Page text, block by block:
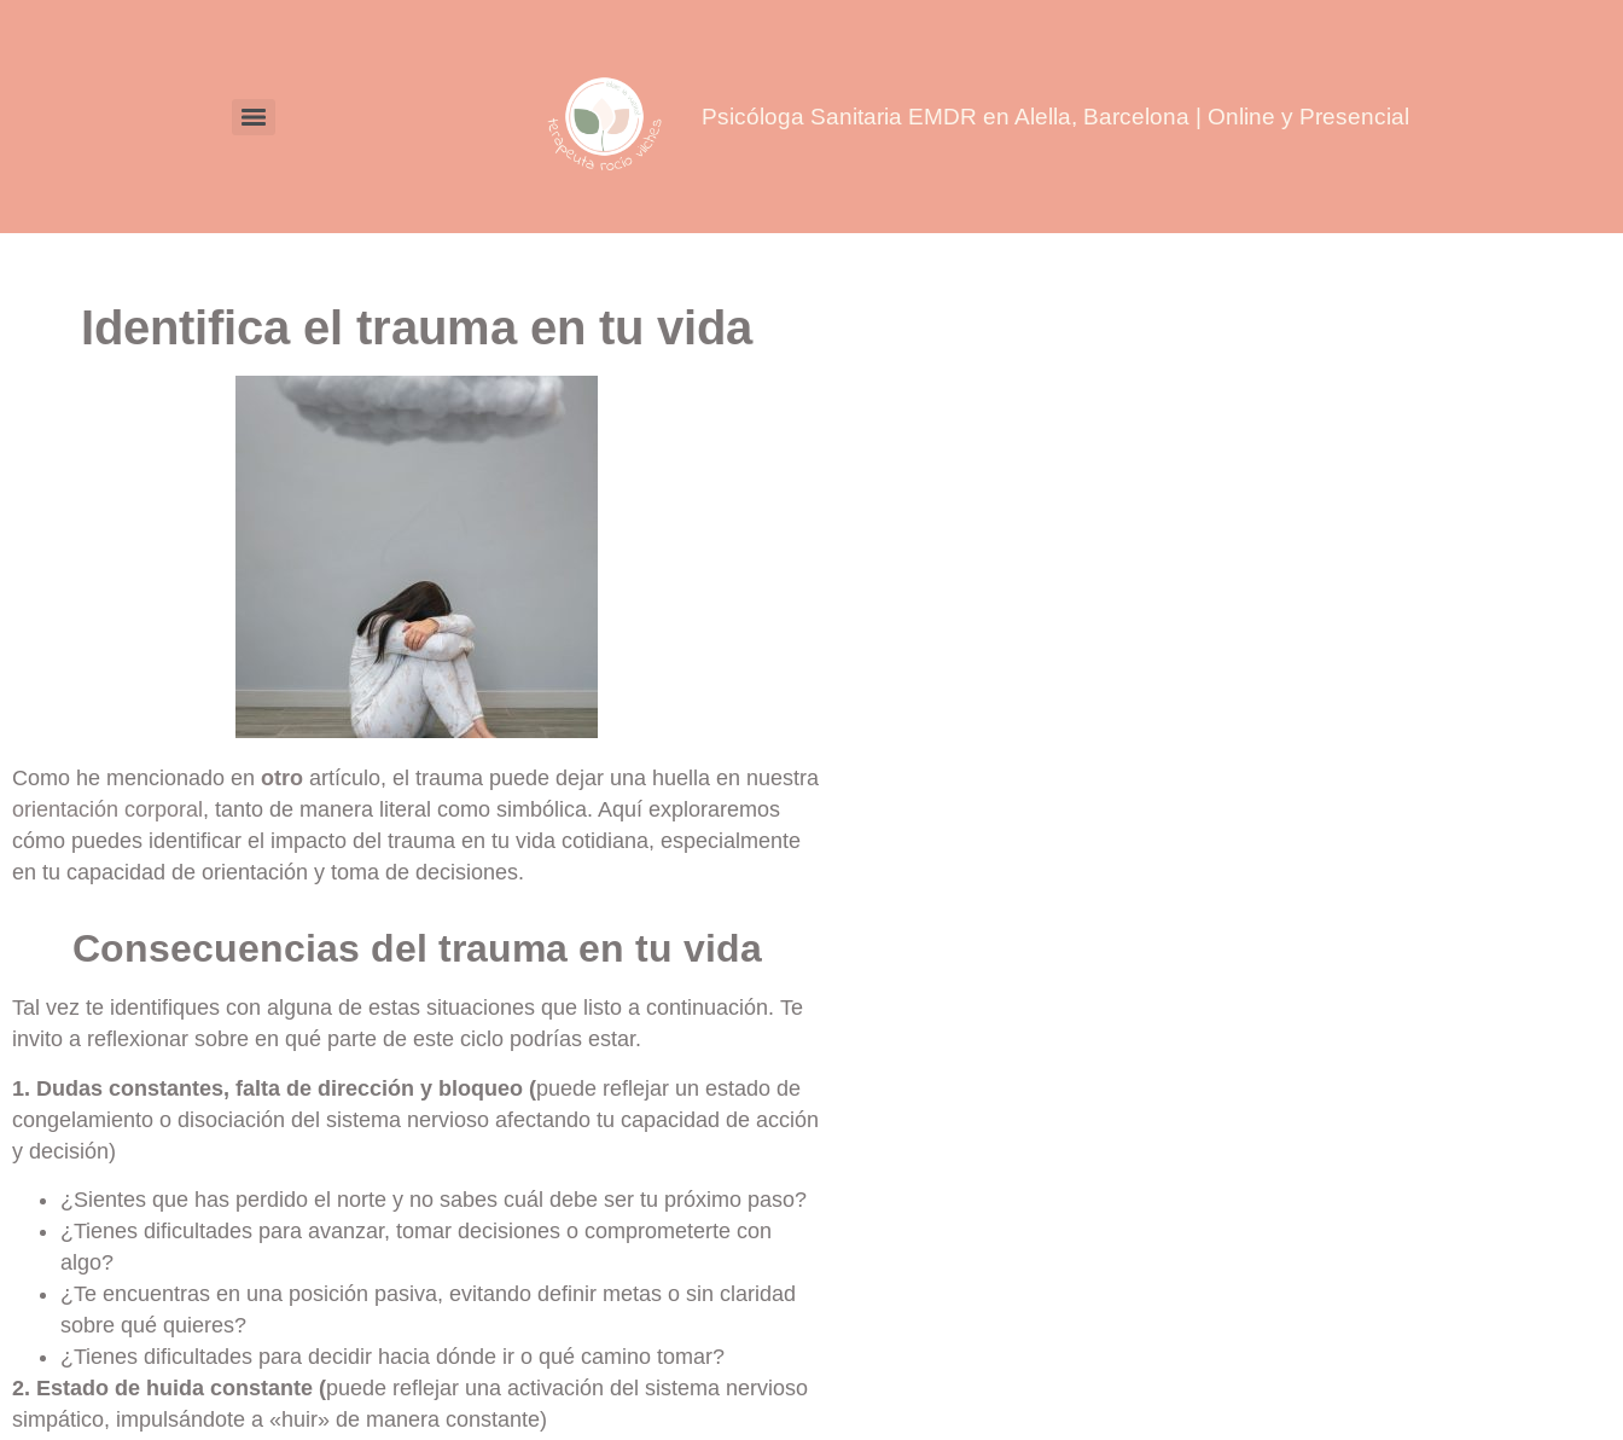
Psicóloga Sanitaria EMDR en Alella, Barcelona | Online y Presencial
Identifica el trauma en tu vida
Como he mencionado en otro artículo, el trauma puede dejar una huella en nuestra
orientación corporal , tanto de manera literal como simbólica. Aquí exploraremos
cómo puedes identificar el impacto del trauma en tu vida cotidiana, especialmente
en tu capacidad de orientación y toma de decisiones.
Consecuencias del trauma en tu vida
Tal vez te identifiques con alguna de estas situaciones que listo a continuación. Te
invito a reflexionar sobre en qué parte de este ciclo podrías estar.
1. Dudas constantes, falta de dirección y bloqueo (puede reflejar un estado de
congelamiento o disociación del sistema nervioso afectando tu capacidad de acción
y decisión)
¿Sientes que has perdido el norte y no sabes cuál debe ser tu próximo paso?
¿Tienes dificultades para avanzar, tomar decisiones o comprometerte con
algo?
¿Te encuentras en una posición pasiva, evitando definir metas o sin claridad
sobre qué quieres?
¿Tienes dificultades para decidir hacia dónde ir o qué camino tomar?
2. Estado de huida constante (puede reflejar una activación del sistema nervioso
simpático, impulsándote a «huir» de manera constante)